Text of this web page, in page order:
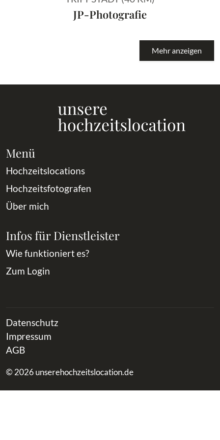
JP-Photografie
Mehr anzeigen
Menü
Hochzeitslocations
Hochzeitsfotografen
Über mich
Infos für Dienstleister
Wie funktioniert es?
Zum Login
Datenschutz
Impressum
AGB
© 2026 unserehochzeitslocation.de